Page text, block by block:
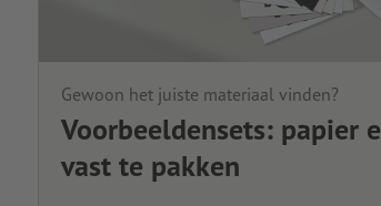
Gewoon het juiste materiaal vinden?
Voorbeeldensets: papier
vast te pakken